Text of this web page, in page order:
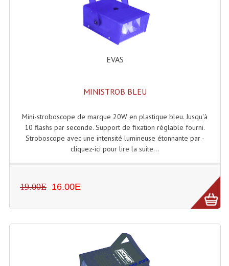
Accessoires Pieds Cellules Diamants
Accessoires Enceintes
Diamants
Selecteurs Audio Vidéo
Amplificateurs
Egaliseur Egaliseurs
Enceintes Et Caissons Basses
EVAS
MINISTROB BLEU
Mini-stroboscope de marque 20W en plastique bleu. Jusqu'à
10 flashs par seconde. Support de fixation réglable fourni.
Stroboscope avec une intensité lumineuse étonnante par -
cliquez-ici pour lire la suite...
19.00E 16.00E